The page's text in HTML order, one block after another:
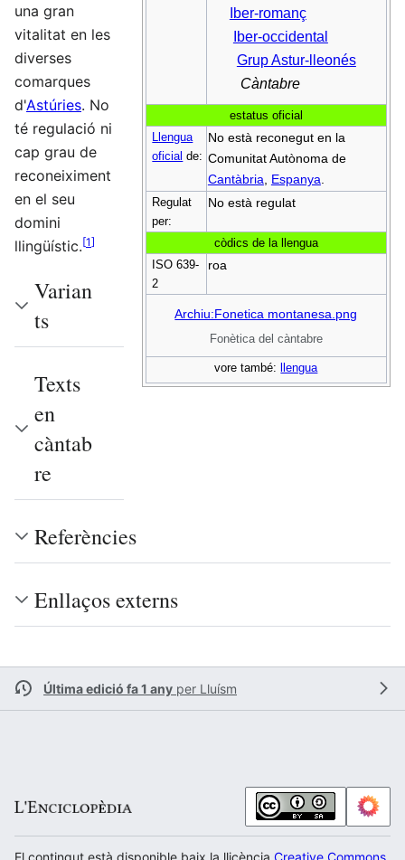
Iber-romanç
Iber-occidental
Grup Astur-lleonés
Càntabre
estatus oficial
Llengua
oficial de:
No està reconegut en la
Comunitat Autònoma de
Cantàbria
Espanya
Regulat
per:
No està regulat
còdics de la llengua
ISO 639-
2
roa
Archiu:Fonetica montanesa.png
Fonètica del càntabre
vore també: llengua
una gran
vitalitat en les
diverses
comarques
d'Astúries. No
té regulació ni
cap grau de
reconeiximent
en el seu
domini
llingüístic.[1]
Varian
ts
Texts
en
càntab
re
Referències
Enllaços externs
Última edició fa 1 any per Lluísm
El contingut està disponible baix la llicència Creative Commons